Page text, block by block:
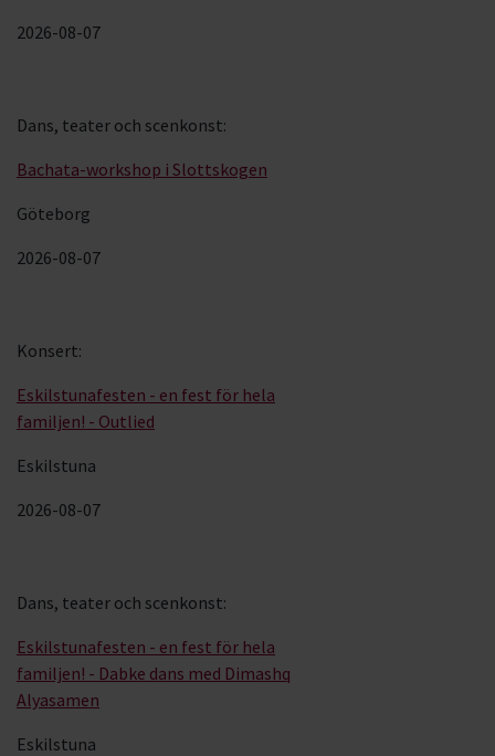
2026-08-07
Bachata-workshop i Slottskogen
Göteborg
2026-08-07
Dans, teater och scenkonst:
Eskilstunafesten - en fest för hela
familjen! - Outlied
Eskilstuna
2026-08-07
Konsert:
Eskilstunafesten - en fest för hela
familjen! - Dabke dans med Dimashq
Alyasamen
Eskilstuna
Dans, teater och scenkonst: